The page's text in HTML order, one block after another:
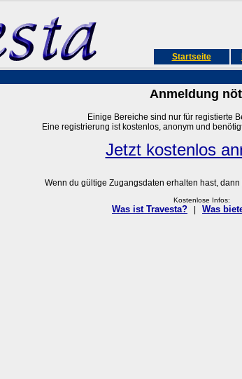
Startseite
Anmeldung
Einige Bereiche sind nur für registierte
Eine registrierung ist kostenlos, anonym und
Jetzt kostenlos
Wenn du gültige Zugangsdaten erhalten hast,
Kostenlose Infos:
Was ist Travesta? Was